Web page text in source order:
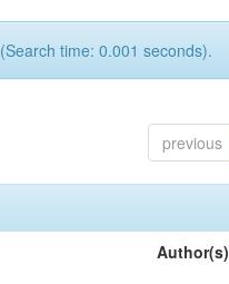
time: 0.001 seconds).
previous
Author(s)